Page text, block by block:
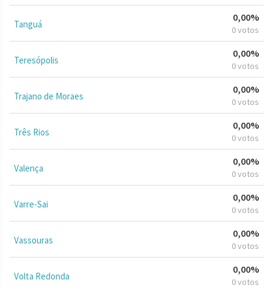
Tanguá
0,00%
0 votos
Teresópolis
0,00%
0 votos
Trajano de Moraes
0,00%
0 votos
Três Rios
0,00%
0 votos
Valença
0,00%
0 votos
Varre-Sai
0,00%
0 votos
Vassouras
0,00%
0 votos
Volta Redonda
0,00%
0 votos